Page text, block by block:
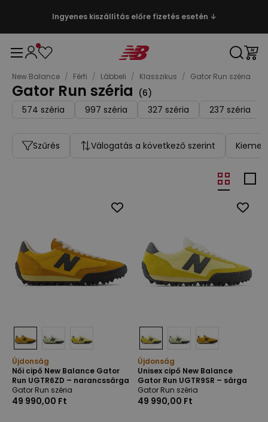
Ingyenes kiszállítás előre fizetés esetén ↓
New Balance / Férfi / Lábbeli / Klasszikus / Gator Run széria
Gator Run széria (6)
574 széria
997 széria 327 széria 237 széria
Szűrés Válogatás a következő szerint
Újdonság
Női cipő New Balance Gator
Run UGTR6ZD – narancssárga
Gator Run széria
49 990,00 Ft
Újdonság
Unisex cipő New Balance
Gator Run UGTR9SR – sárga
Gator Run széria
49 990,00 Ft